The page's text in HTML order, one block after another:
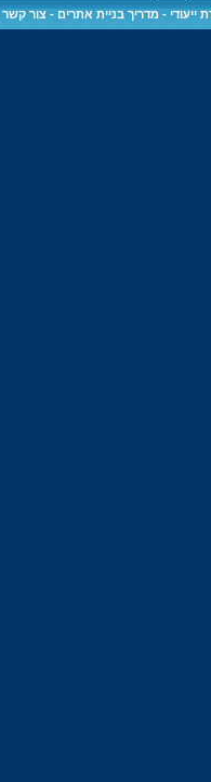
ייעודי -מדריך בניית אתרים -צור קשר